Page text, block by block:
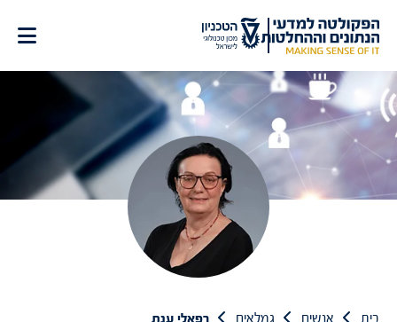
לתוכן
בית אנשים גמלאים רפאלי ענת